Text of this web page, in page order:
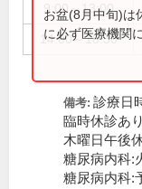
9:00～13:00
14:00～18:30
お盆(8月中旬)は
に必ず医療機関
備考: 診療日
臨時休診あり
木曜日午後
糖尿病内科:
糖尿病内科: